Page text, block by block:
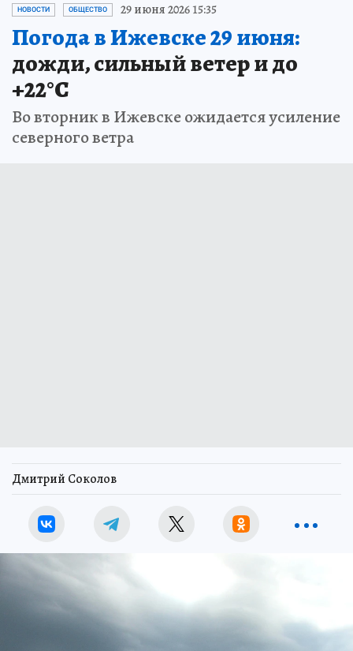
НОВОСТИ ОБЩЕСТВО 29 июня 2026 15:35
Погода в Ижевске 29 июня:
дожди, сильный ветер и до
+22°С
Во вторник в Ижевске ожидается усиление
северного ветра
Дмитрий Соколов